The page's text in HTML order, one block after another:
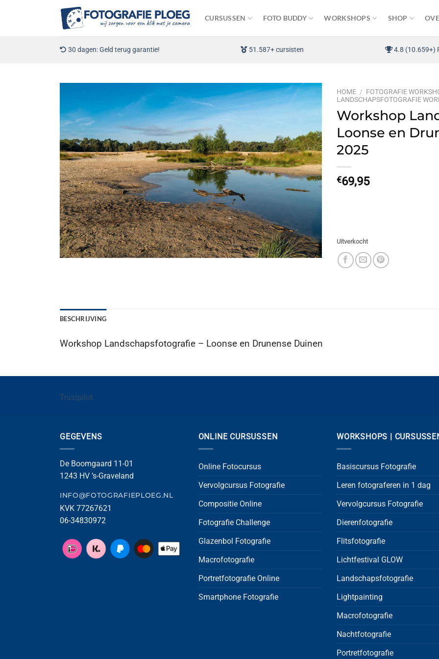
CURSUSSEN FOTO BUDDY WORKSHOPS SHOP
30 dagen: Geld terug garantie! 51.587+ cursisten 4.8 (10.659+)
HOME / FOTOGRAFIE
LANDSCHAPSFOTOGRAFIE
Workshop
Loonse en
2025
€69,95
Uitverkocht
BESCHRIJVING
Workshop Landschapsfotografie – Loonse en Drunense Duinen
Trustpilot
GEGEVENS
De Boomgaard 11-01
1243 HV ’s-Graveland
INFO@FOTOGRAFIEPLOEG.NL
KVK 77267621
06-34830972
ONLINE CURSUSSEN
Online Fotocursus
Vervolgcursus Fotografie
Compositie Online
Fotografie Challenge
Glazenbol Fotografie
Macrofotografie
Portretfotografie Online
Smartphone Fotografie
WORKSHOPS |
Basiscursus Fotografie
Leren fotograferen in 1 dag
Vervolgcursus Fotografie
Dierenfotografie
Flitsfotografie
Lichtfestival GLOW
Landschapsfotografie
Lightpainting
Macrofotografie
Nachtfotografie
Portretfotografie